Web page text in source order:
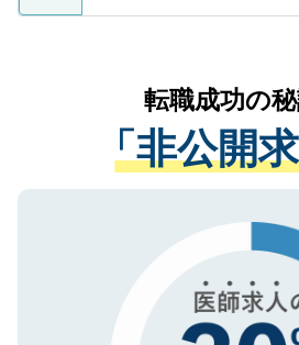
ているすべての個人デー
は、個人情報の取り扱い
管理基準を満たした事業
る、プライバシーマーク
ご登録いただいた個人情
で、機密保持に関しても
かがいして、現在の医療
経験をまじえながら、適
させていただきます。す
ない方には、長期的なサ
ので、まずはご登録くだ
転職成功の
「非公開